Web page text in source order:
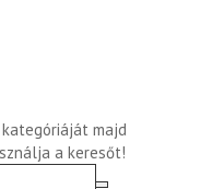
majd
a keresőt!